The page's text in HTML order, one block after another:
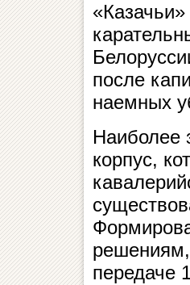
после
наемных
Наиболее
корпус,
передаче